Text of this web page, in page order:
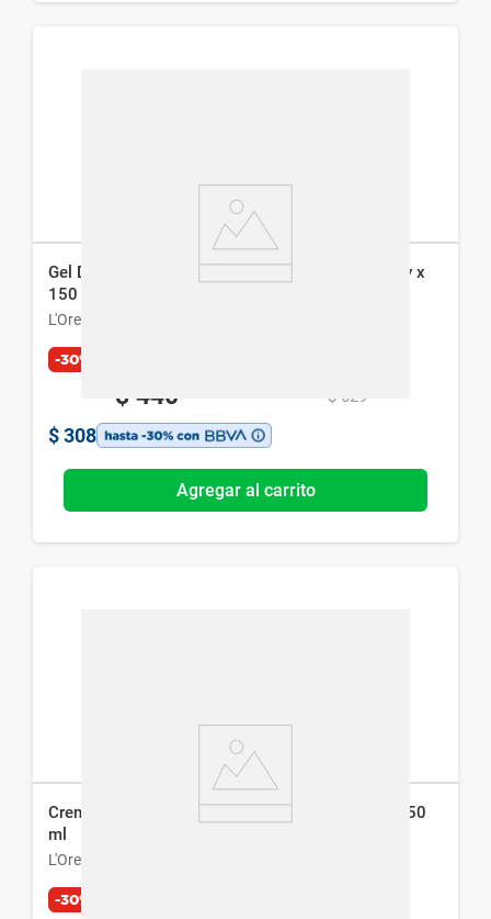
Gel De Limpieza L´Oreal Revitalift Pro Retinol Day x
150 ml
L'Oreal París
-30%
$ 440 $ 629
$ 308
Agregar al carrito
Crema Facial L´Oreal Revitalift Pro Retinol Day x 50
ml
L'Oreal París
-30%